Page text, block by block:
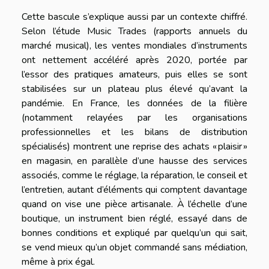
Cette bascule s’explique aussi par un contexte chiffré.
Selon l’étude Music Trades (rapports annuels du
marché musical), les ventes mondiales d’instruments
ont nettement accéléré après 2020, portée par
l’essor des pratiques amateurs, puis elles se sont
stabilisées sur un plateau plus élevé qu’avant la
pandémie. En France, les données de la filière
(notamment relayées par les organisations
professionnelles et les bilans de distribution
spécialisés) montrent une reprise des achats « plaisir »
en magasin, en parallèle d’une hausse des services
associés, comme le réglage, la réparation, le conseil et
l’entretien, autant d’éléments qui comptent davantage
quand on vise une pièce artisanale. À l’échelle d’une
boutique, un instrument bien réglé, essayé dans de
bonnes conditions et expliqué par quelqu’un qui sait,
se vend mieux qu’un objet commandé sans médiation,
même à prix égal.